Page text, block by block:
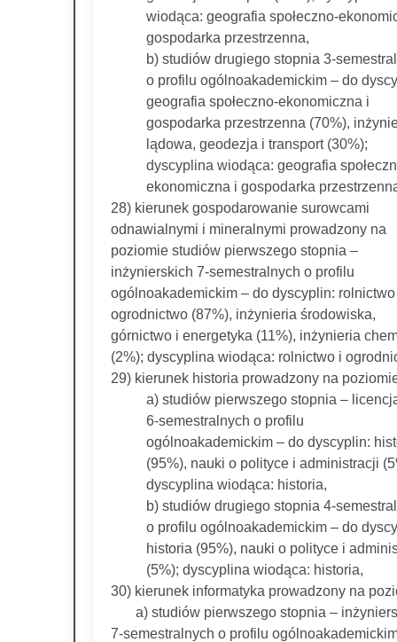
wiodąca: geografia społeczno-
gospodarka przestrzenna,
b) studiów drugiego stopnia 3-
o profilu ogólnoakademickim – do
geografia społeczno-ekonomiczna i
gospodarka przestrzenna (70%),
lądowa, geodezja i transport (30%);
dyscyplina wiodąca: geografia
ekonomiczna i gospodarka
28) kierunek gospodarowanie surowcami
odnawialnymi i mineralnymi prowadzony na
poziomie studiów pierwszego stopnia –
inżynierskich 7-semestralnych o profilu
ogólnoakademickim – do dyscyplin:
ogrodnictwo (87%), inżynieria środowiska,
górnictwo i energetyka (11%), inżynieria
(2%); dyscyplina wiodąca: rolnictwo i
29) kierunek historia prowadzony na
a) studiów pierwszego stopnia –
6-semestralnych o profilu
ogólnoakademickim – do dyscyplin:
(95%), nauki o polityce i administracji
dyscyplina wiodąca: historia,
b) studiów drugiego stopnia 4-
o profilu ogólnoakademickim – do
historia (95%), nauki o polityce i
(5%); dyscyplina wiodąca: historia,
30) kierunek informatyka prowadzony na
a) studiów pierwszego stopnia –
7-semestralnych o profilu